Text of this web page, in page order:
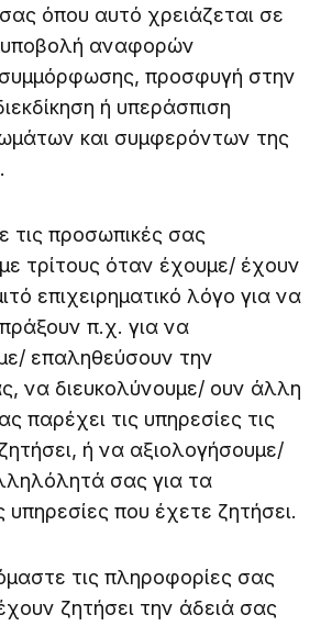
όπου αυτό χρειάζεται σε
αναφορών
συμμόρφωσης, προσφυγή στην
ή υπεράσπιση
και συμφερόντων της
τις προσωπικές σας
τρίτους όταν έχουμε/ έχουν
επιχειρηματικό λόγο για να
π.χ. για να
επαληθεύσουν την
να διευκολύνουμε/ ουν άλλη
παρέχει τις υπηρεσίες τις
ή να αξιολογήσουμε/
σας για τα
υπηρεσίες που έχετε ζητήσει.
τις πληροφορίες σας
ζητήσει την άδειά σας